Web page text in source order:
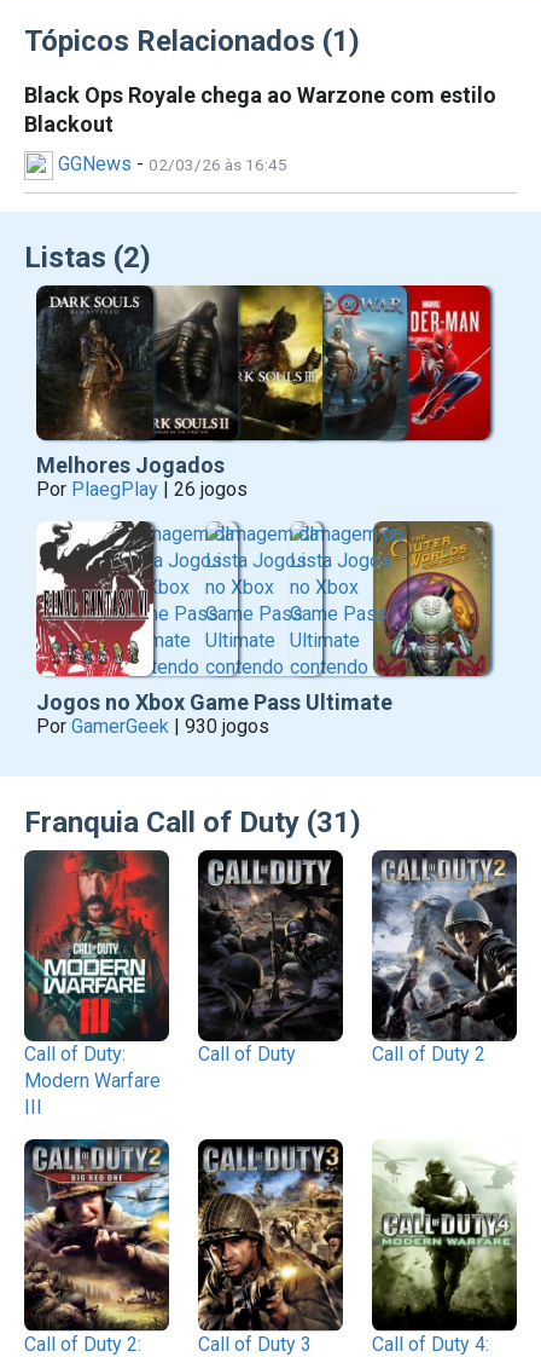
Tópicos Relacionados (1)
Black Ops Royale chega ao Warzone com estilo
Blackout
GGNews - 02/03/26 às 16:45
Listas (2)
Melhores Jogados
Por PlaegPlay | 26 jogos
Jogos no Xbox Game Pass Ultimate
Por GamerGeek | 930 jogos
Franquia Call of Duty (31)
Call of Duty:
Modern Warfare
Call of Duty Call of Duty 2
Call of Duty 2:
Call of Duty 3
Call of Duty 4: